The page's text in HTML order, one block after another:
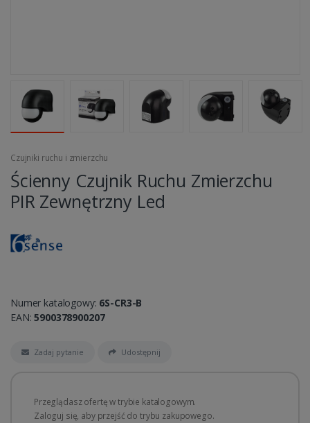
Czujniki ruchu i zmierzchu
Ścienny Czujnik Ruchu Zmierzchu
PIR Zewnętrzny Led
Numer katalogowy: 6S-CR3-B
EAN:5900378900207
Zadaj pytanie Udostępnij
Przeglądasz ofertę w trybie katalogowym.
Zaloguj się, aby przejść do trybu zakupowego.